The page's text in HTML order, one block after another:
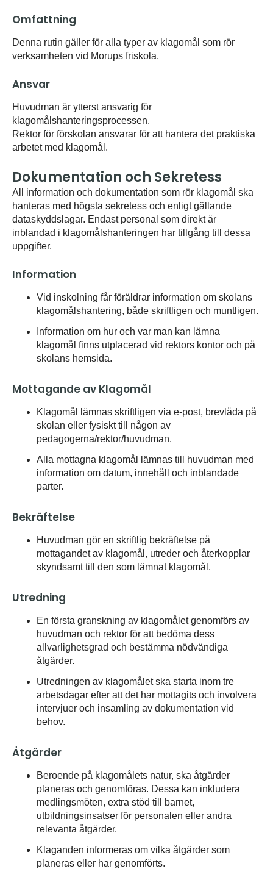
Omfattning
Denna rutin gäller för alla typer av klagomål som rör
verksamheten vid Morups friskola.
Ansvar
Huvudman är ytterst ansvarig för
klagomålshanteringsprocessen.
Rektor för förskolan ansvarar för att hantera det praktiska
arbetet med klagomål.
Dokumentation och Sekretess
All information och dokumentation som rör klagomål ska
hanteras med högsta sekretess och enligt gällande
dataskyddslagar. Endast personal som direkt är
inblandad i klagomålshanteringen har tillgång till dessa
uppgifter.
Information
Vid inskolning får föräldrar information om skolans
klagomålshantering, både skriftligen och muntligen.
Information om hur och var man kan lämna
klagomål finns utplacerad vid rektors kontor och på
skolans hemsida.
Mottagande av Klagomål
Klagomål lämnas skriftligen via e-post, brevlåda på
skolan eller fysiskt till någon av
pedagogerna/rektor/huvudman.
Alla mottagna klagomål lämnas till huvudman med
information om datum, innehåll och inblandade
parter.
Bekräftelse
Huvudman gör en skriftlig bekräftelse på
mottagandet av klagomål, utreder och återkopplar
skyndsamt till den som lämnat klagomål.
Utredning
En första granskning av klagomålet genomförs av
huvudman och rektor för att bedöma dess
allvarlighetsgrad och bestämma nödvändiga
åtgärder.
Utredningen av klagomålet ska starta inom tre
arbetsdagar efter att det har mottagits och involvera
intervjuer och insamling av dokumentation vid
behov.
Åtgärder
Beroende på klagomålets natur, ska åtgärder
planeras och genomföras. Dessa kan inkludera
medlingsmöten, extra stöd till barnet,
utbildningsinsatser för personalen eller andra
relevanta åtgärder.
Klaganden informeras om vilka åtgärder som
planeras eller har genomförts.